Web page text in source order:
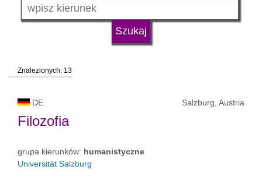
status uczelni
Znalezionych: 13
DE Salzburg, Austria
Filozofia
grupa kierunków: humanistyczne
Universität Salzburg